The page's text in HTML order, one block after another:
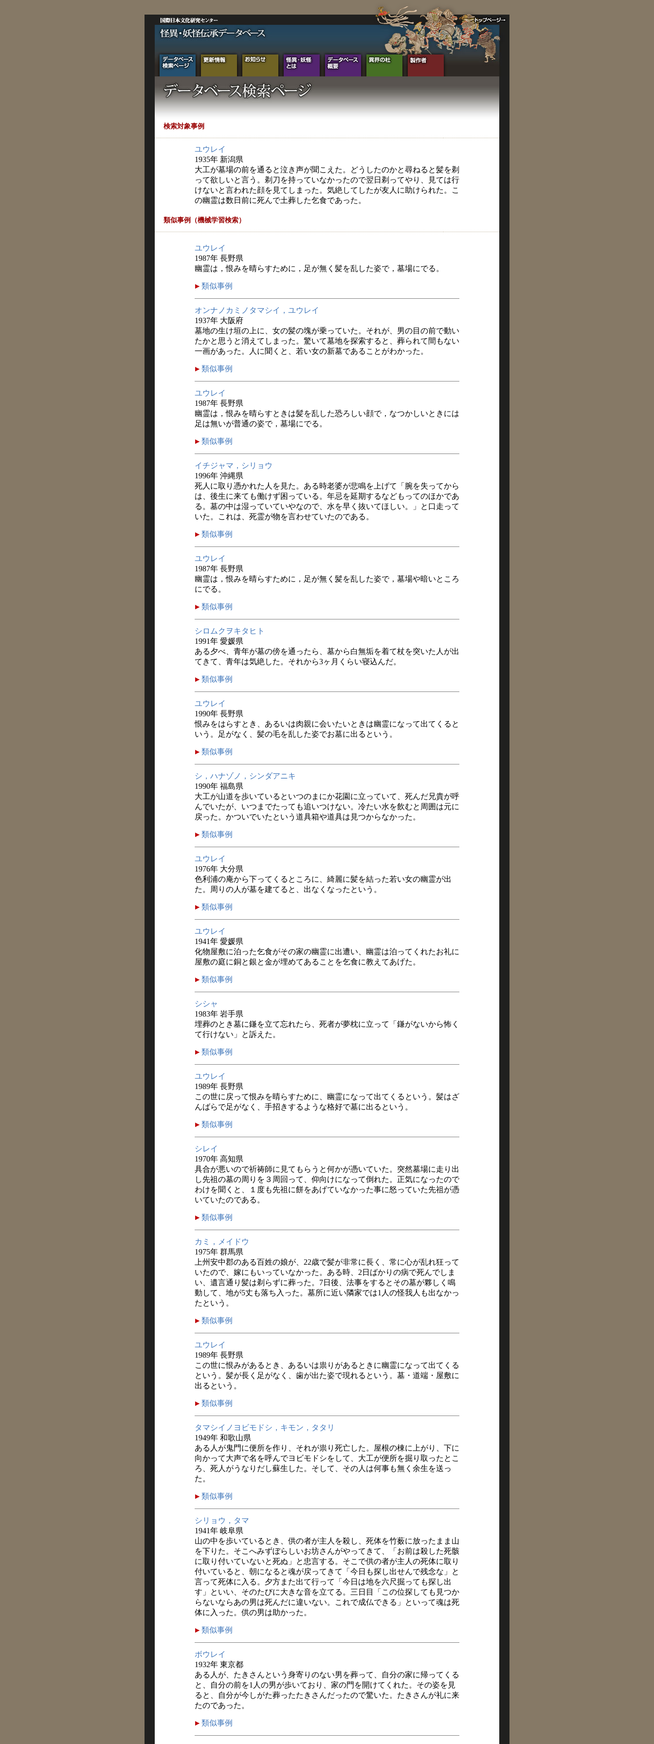
検索対象事例
ユウレイ
1935年 新潟県
大工が墓場の前を通ると泣き声が聞こえた。どうしたのかと尋ねると髪を剃
って欲しいと言う。剃刀を持っていなかったので翌日剃ってやり、見ては行
けないと言われた顔を見てしまった。気絶してしたが友人に助けられた。こ
の幽霊は数日前に死んで土葬した乞食であった。
類似事例（機械学習検索）
ユウレイ
1987年 長野県
幽霊は，恨みを晴らすために，足が無く髪を乱した姿で，墓場にでる。
類似事例
オンナノカミノタマシイ，ユウレイ
1937年 大阪府
墓地の生け垣の上に、女の髪の塊が乗っていた。それが、男の目の前で動い
たかと思うと消えてしまった。驚いて墓地を探索すると、葬られて間もない
一画があった。人に聞くと、若い女の新墓であることがわかった。
類似事例
ユウレイ
1987年 長野県
幽霊は，恨みを晴らすときは髪を乱した恐ろしい顔で，なつかしいときには
足は無いが普通の姿で，墓場にでる。
類似事例
イチジャマ，シリョウ
1996年 沖縄県
死人に取り憑かれた人を見た。ある時老婆が悲鳴を上げて「腕を失ってから
は、後生に来ても働けず困っている。年忌を延期するなどもってのほかであ
る。墓の中は湿っていていやなので、水を早く抜いてほしい。」と口走って
いた。これは、死霊が物を言わせていたのである。
類似事例
ユウレイ
1987年 長野県
幽霊は，恨みを晴らすために，足が無く髪を乱した姿で，墓場や暗いところ
にでる。
類似事例
シロムクヲキタヒト
1991年 愛媛県
ある夕べ、青年が墓の傍を通ったら、墓から白無垢を着て杖を突いた人が出
てきて、青年は気絶した。それから3ヶ月くらい寝込んだ。
類似事例
ユウレイ
1990年 長野県
恨みをはらすとき、あるいは肉親に会いたいときは幽霊になって出てくると
いう。足がなく、髪の毛を乱した姿でお墓に出るという。
類似事例
シ，ハナゾノ，シンダアニキ
1990年 福島県
大工が山道を歩いているといつのまにか花園に立っていて、死んだ兄貴が呼
んでいたが、いつまでたっても追いつけない。冷たい水を飲むと周囲は元に
戻った。かついでいたという道具箱や道具は見つからなかった。
類似事例
ユウレイ
1976年 大分県
色利浦の庵から下ってくるところに、綺麗に髪を結った若い女の幽霊が出
た。周りの人が墓を建てると、出なくなったという。
類似事例
ユウレイ
1941年 愛媛県
化物屋敷に泊った乞食がその家の幽霊に出遭い、幽霊は泊ってくれたお礼に
屋敷の庭に銅と銀と金が埋めてあることを乞食に教えてあげた。
類似事例
シシャ
1983年 岩手県
埋葬のとき墓に鎌を立て忘れたら、死者が夢枕に立って「鎌がないから怖く
て行けない」と訴えた。
類似事例
ユウレイ
1989年 長野県
この世に戻って恨みを晴らすために、幽霊になって出てくるという。髪はざ
んばらで足がなく、手招きするような格好で墓に出るという。
類似事例
シレイ
1970年 高知県
具合が悪いので祈祷師に見てもらうと何かが憑いていた。突然墓場に走り出
し先祖の墓の周りを３周回って、仰向けになって倒れた。正気になったので
わけを聞くと、１度も先祖に餅をあげていなかった事に怒っていた先祖が憑
いていたのである。
類似事例
カミ，メイドウ
1975年 群馬県
上州安中郡のある百姓の娘が、22歳で髪が非常に長く、常に心が乱れ狂って
いたので、嫁にもいっていなかった。ある時、2日ばかりの病で死んでしま
い、遺言通り髪は剃らずに葬った。7日後、法事をするとその墓が夥しく鳴
動して、地が5丈も落ち入った。墓所に近い隣家では1人の怪我人も出なかっ
たという。
類似事例
ユウレイ
1989年 長野県
この世に恨みがあるとき、あるいは祟りがあるときに幽霊になって出てくる
という。髪が長く足がなく、歯が出た姿で現れるという。墓・道端・屋敷に
出るという。
類似事例
タマシイノヨビモドシ，キモン，タタリ
1949年 和歌山県
ある人が鬼門に便所を作り、それが祟り死亡した。屋根の棟に上がり、下に
向かって大声で名を呼んでヨビモドシをして、大工が便所を掘り取ったとこ
ろ、死人がうなりだし蘇生した。そして、その人は何事も無く余生を送っ
た。
類似事例
シリョウ，タマ
1941年 岐阜県
山の中を歩いているとき、供の者が主人を殺し、死体を竹薮に放ったまま山
を下りた。そこへみずぼらしいお坊さんがやってきて、「お前は殺した死骸
に取り付いていないと死ぬ」と忠言する。そこで供の者が主人の死体に取り
付いていると、朝になると魂が戻ってきて「今日も探し出せんで残念な」と
言って死体に入る。夕方また出て行って「今日は地を六尺掘っても探し出
す」といい、そのたびに大きな音を立てる。三日目「この位探しても見つか
らないならあの男は死んだに違いない。これで成仏できる」といって魂は死
体に入った。供の男は助かった。
類似事例
ボウレイ
1932年 東京都
ある人が、たきさんという身寄りのない男を葬って、自分の家に帰ってくる
と、自分の前を1人の男が歩いており、家の門を開けてくれた。その姿を見
ると、自分が今しがた葬ったたきさんだったので驚いた。たきさんが礼に来
たのであった。
類似事例